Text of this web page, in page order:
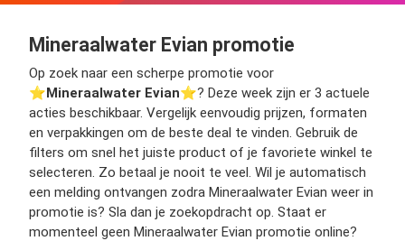
Mineraalwater Evian promotie
Op zoek naar een scherpe promotie voor
⭐️Mineraalwater Evian⭐️? Deze week zijn er 3 actuele
acties beschikbaar. Vergelijk eenvoudig prijzen, formaten
en verpakkingen om de beste deal te vinden. Gebruik de
filters om snel het juiste product of je favoriete winkel te
selecteren. Zo betaal je nooit te veel. Wil je automatisch
een melding ontvangen zodra Mineraalwater Evian weer in
promotie is? Sla dan je zoekopdracht op. Staat er
momenteel geen Mineraalwater Evian promotie online?